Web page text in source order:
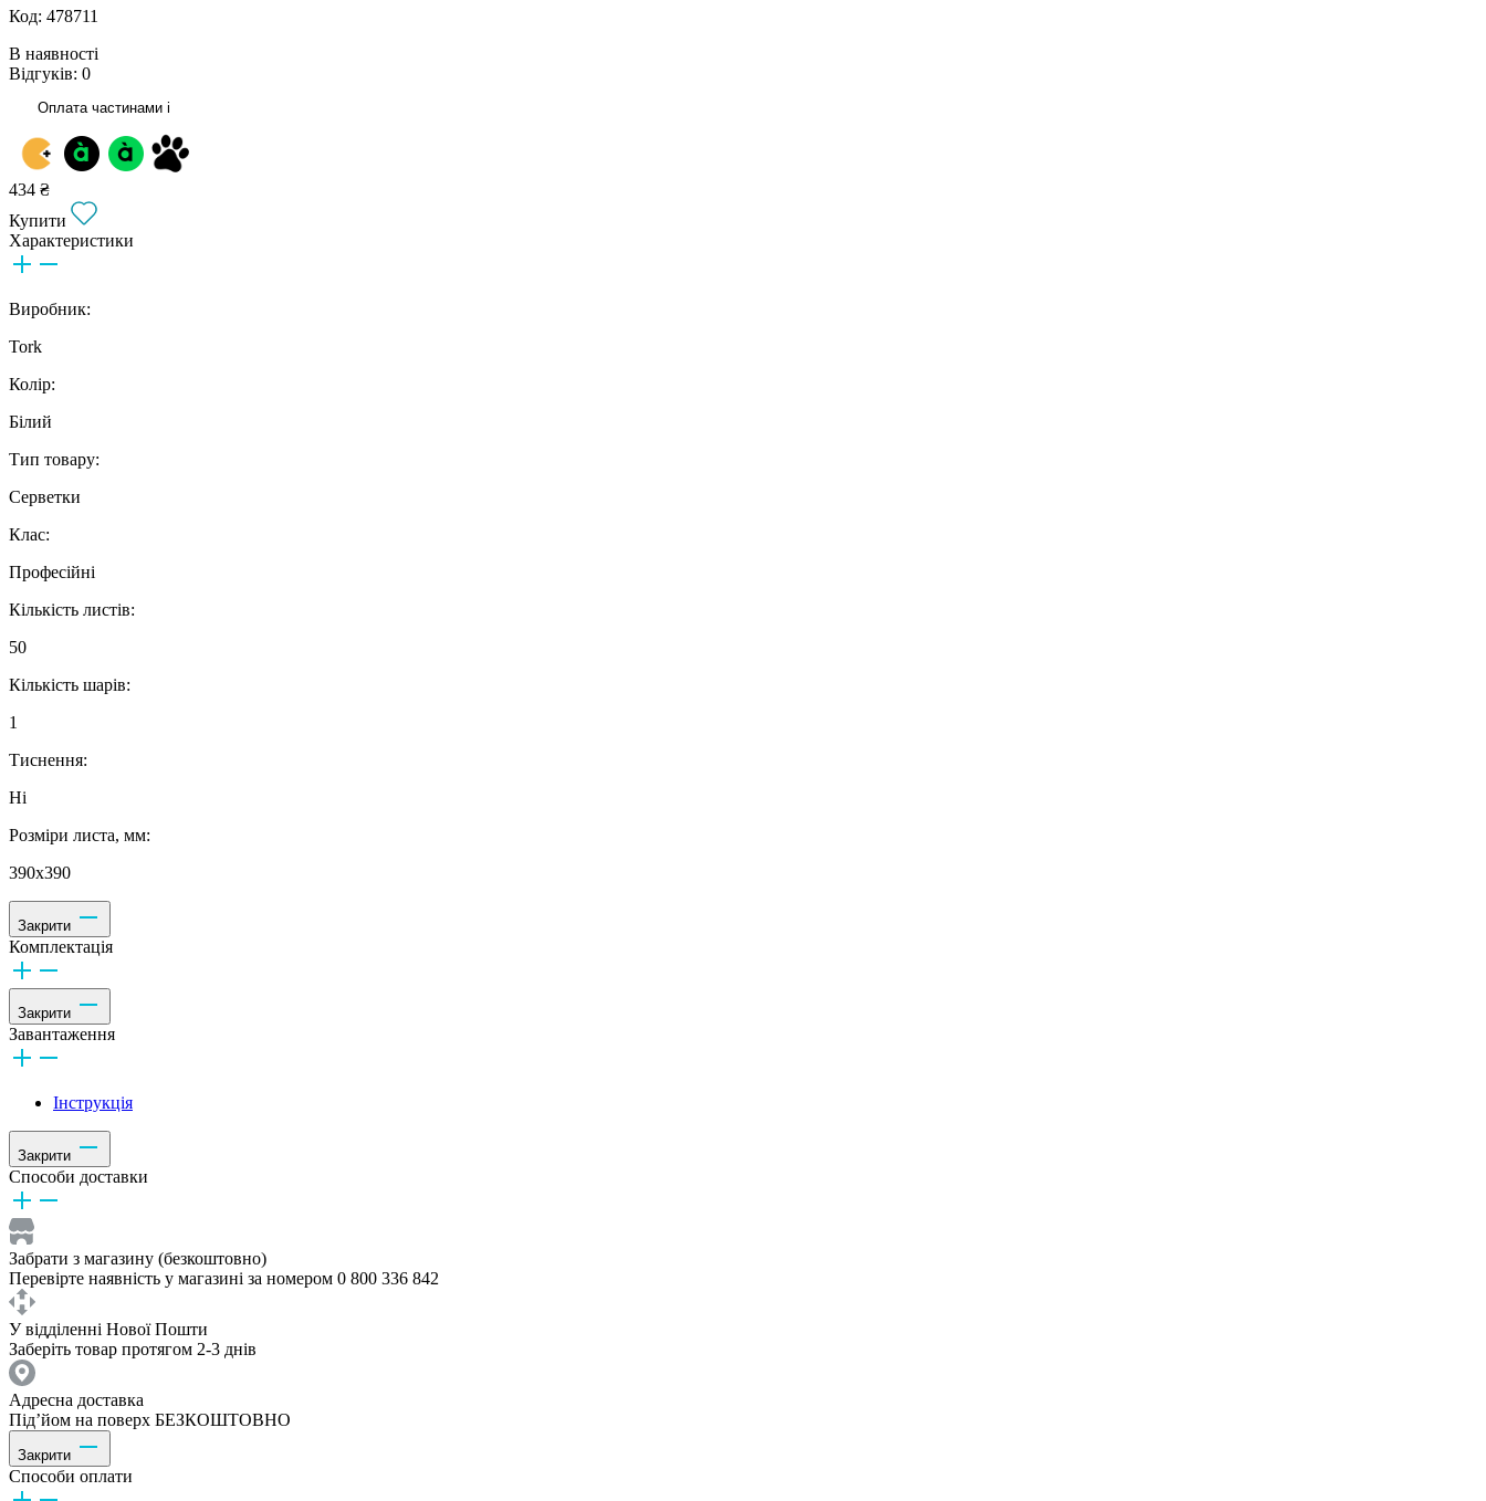
Код: 478711
В наявності
Відгуків: 0
Оплата частинами i
434 ₴
Купити
Характеристики
Виробник:
Tork
Колір:
Білий
Тип товару:
Серветки
Клас:
Професійні
Кількість листів:
50
Кількість шарів:
1
Тиснення:
Ні
Розміри листа, мм:
390х390
Закрити
Комплектація
Закрити
Завантаження
Інструкція
Закрити
Способи доставки
Забрати з магазину (безкоштовно)
Перевірте наявність у магазині за номером 0 800 336 842
У відділенні Нової Пошти
Заберіть товар протягом 2-3 днів
Адресна доставка
Під’йом на поверх БЕЗКОШТОВНО
Закрити
Способи оплати